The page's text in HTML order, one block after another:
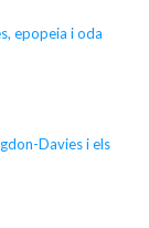
epopeia i oda
Davies i els